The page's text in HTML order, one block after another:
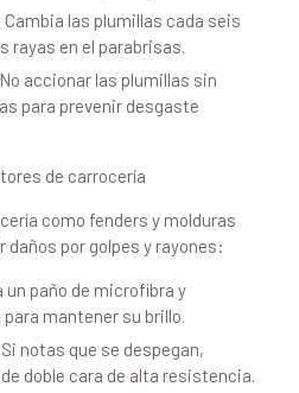
las plumillas cada seis
rayas en el parabrisas.
accionar las plumillas sin
para prevenir desgaste
de carrocería
como fenders y molduras
daños por golpes y rayones:
un paño de microfibra y
mantener su brillo.
notas que se despegan,
doble cara de alta resistencia.